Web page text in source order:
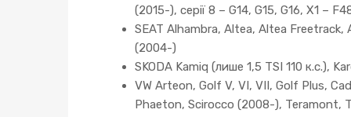
(2015-), серії 8 – G14, G15, G16, X1 –
SEAT Alhambra, Altea, Altea
(2004-)
SKODA Kamiq (лише 1,5 TSI 110 к.с.),
VW Arteon, Golf V, VI, VII, Golf Plus,
Phaeton, Scirocco (2008-), Teramont,